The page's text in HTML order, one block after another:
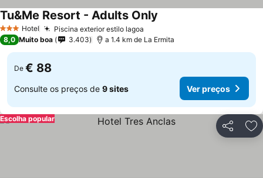
3 EstrelasHotel Piscina exterior estilo lagoa
Tu&Me Resort - Adults Only
8,0 Muito boa 3.403 a 1.4 km de La Ermita
De € 88
Consulte os preços de 9 sites Ver preços
Partilhar
Escolha popular